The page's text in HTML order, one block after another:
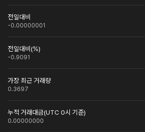
전일대비
-0.00000001
전일대비(%)
-0.9091
가장 최근 거래량
0.3697
누적 거래대금(UTC 0시 기준)
0.00000000